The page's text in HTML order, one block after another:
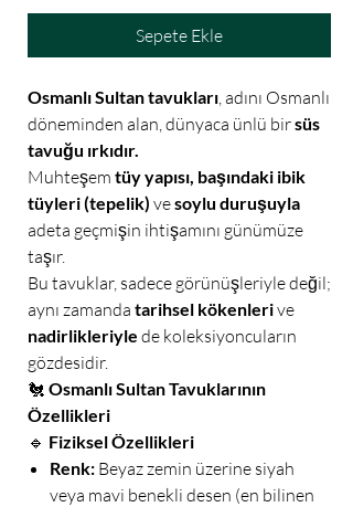
Sepete Ekle
Osmanlı Sultan tavukları, adını Osmanlı
döneminden alan, dünyaca ünlü birsüs
tavuğu ırkıdır.
Muhteşem tüy yapısı, başındaki ibik
tüyleri (tepelik) vesoylu duruşuyla
adeta geçmişin ihtişamını günümüze
taşır.
Bu tavuklar, sadece görünüşleriyle değil;
aynı zamanda tarihsel kökenlerive
nadirlikleriyle de koleksiyoncuların
gözdesidir.
🐔 Osmanlı Sultan Tavuklarının
Özellikleri
🔹 Fiziksel Özellikleri
Renk: Beyaz zemin üzerine siyah
veya mavi benekli desen (en bilinen